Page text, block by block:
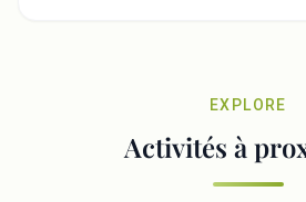
EXPLORE
Activités à